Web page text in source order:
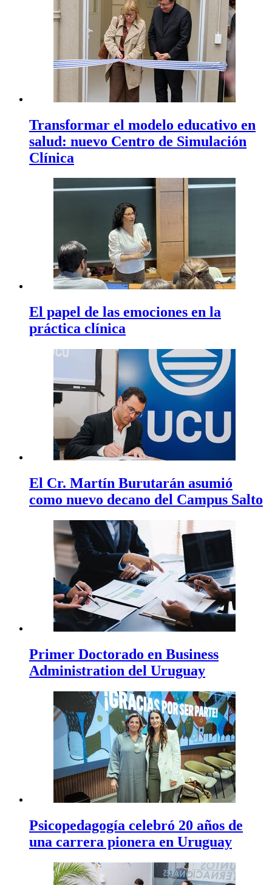
Transformar el modelo educativo en
salud: nuevo Centro de Simulación
Clínica
El papel de las emociones en la
práctica clínica
El Cr. Martín Burutarán asumió
como nuevo decano del Campus Salto
Primer Doctorado en Business
Administration del Uruguay
Psicopedagogía celebró 20 años de
una carrera pionera en Uruguay